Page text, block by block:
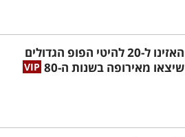
האזינו ל-20 להיטי הפופ הגדולים
שיצאו מאירופה בשנות ה-80